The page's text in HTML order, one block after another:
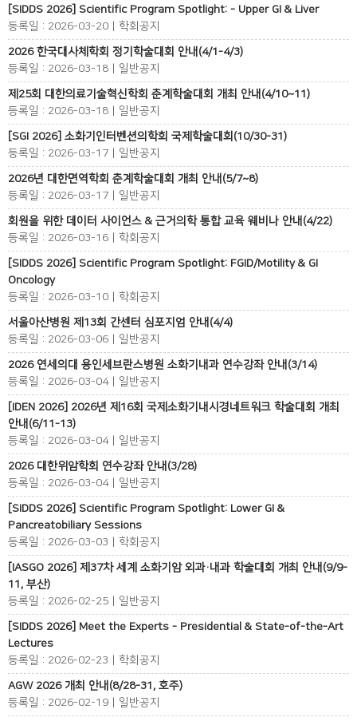
[SIDDS 2026] Scientific Program Spotlight: - Upper GI & Liver
등록일 : 2026-03-20 | 학회공지
2026 한국대사체학회 정기학술대회 안내(4/1-4/3)
등록일 : 2026-03-18 | 일반공지
제25회 대한의료기술혁신학회 춘계학술대회 개최 안내(4/10~11)
등록일 : 2026-03-18 | 일반공지
[SGI 2026] 소화기인터벤션의학회 국제학술대회(10/30-31)
등록일 : 2026-03-17 | 일반공지
2026년 대한면역학회 춘계학술대회 개최 안내(5/7~8)
등록일 : 2026-03-17 | 일반공지
회원을 위한 데이터 사이언스 & 근거의학 통합 교육 웨비나 안내(4/22)
등록일 : 2026-03-16 | 학회공지
[SIDDS 2026] Scientific Program Spotlight: FGID/Motility & GI
Oncology
등록일 : 2026-03-10 | 학회공지
서울아산병원 제13회 간센터 심포지엄 안내(4/4)
등록일 : 2026-03-06 | 일반공지
2026 연세의대 용인세브란스병원 소화기내과 연수강좌 안내(3/14)
등록일 : 2026-03-04 | 일반공지
[IDEN 2026] 2026년 제16회 국제소화기내시경네트워크 학술대회 개최
안내(6/11-13)
등록일 : 2026-03-04 | 일반공지
2026 대한위암학회 연수강좌 안내(3/28)
등록일 : 2026-03-04 | 일반공지
[SIDDS 2026] Scientific Program Spotlight: Lower GI &
Pancreatobiliary Sessions
등록일 : 2026-03-03 | 학회공지
[IASGO 2026] 제37차 세계 소화기암 외과·내과 학술대회 개최 안내(9/9-
11, 부산)
등록일 : 2026-02-25 | 일반공지
[SIDDS 2026] Meet the Experts - Presidential & State-of-the-Art
Lectures
등록일 : 2026-02-23 | 학회공지
AGW 2026 개최 안내(8/28-31, 호주)
등록일 : 2026-02-19 | 일반공지